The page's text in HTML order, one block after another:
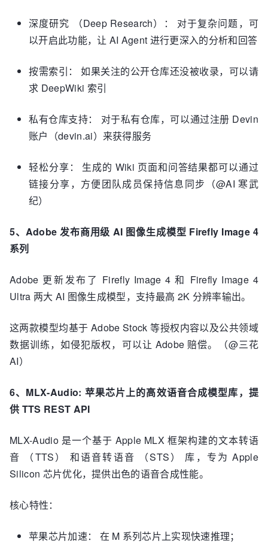
深度研究 （Deep Research）： 对于复杂问题，可
以开启此功能，让 AI Agent 进行更深入的分析和回答
按需索引： 如果关注的公开仓库还没被收录，可以请
求 DeepWiki 索引
私有仓库支持： 对于私有仓库，可以通过注册 Devin
账户（devin.ai）来获得服务
轻松分享： 生成的 Wiki 页面和问答结果都可以通过
链接分享，方便团队成员保持信息同步（@AI 寒武
纪）
5、Adobe 发布商用级 AI 图像生成模型 Firefly Image 4
系列
Adobe 更新发布了 Firefly Image 4 和 Firefly Image 4
Ultra 两大 AI 图像生成模型，支持最高 2K 分辨率输出。
这两款模型均基于 Adobe Stock 等授权内容以及公共领域
数据训练，如侵犯版权，可以让 Adobe 赔偿。（@三花
AI）
6、MLX-Audio: 苹果芯片上的高效语音合成模型库，提
供 TTS REST API
MLX-Audio 是一个基于 Apple MLX 框架构建的文本转语
音 （TTS） 和语音转语音 （STS） 库，专为 Apple
Silicon 芯片优化，提供出色的语音合成性能。
核心特性：
苹果芯片加速： 在 M 系列芯片上实现快速推理；